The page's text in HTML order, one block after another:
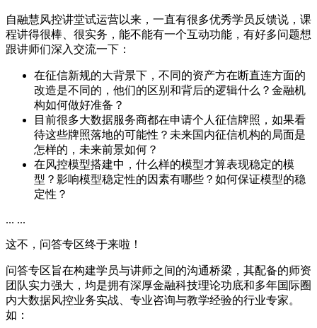
自融慧风控讲堂试运营以来，一直有很多优秀学员反馈说，课
程讲得很棒、很实务，能不能有一个互动功能，有好多问题想
跟讲师们深入交流一下：
在征信新规的大背景下，不同的资产方在断直连方面的
改造是不同的，他们的区别和背后的逻辑什么？金融机
构如何做好准备？
目前很多大数据服务商都在申请个人征信牌照，如果看
待这些牌照落地的可能性？未来国内征信机构的局面是
怎样的，未来前景如何？
在风控模型搭建中，什么样的模型才算表现稳定的模
型？影响模型稳定性的因素有哪些？如何保证模型的稳
定性？
... ...
这不，问答专区终于来啦！
问答专区旨在构建学员与讲师之间的沟通桥梁，其配备的师资
团队实力强大，均是拥有深厚金融科技理论功底和多年国际圈
内大数据风控业务实战、专业咨询与教学经验的行业专家。
如：